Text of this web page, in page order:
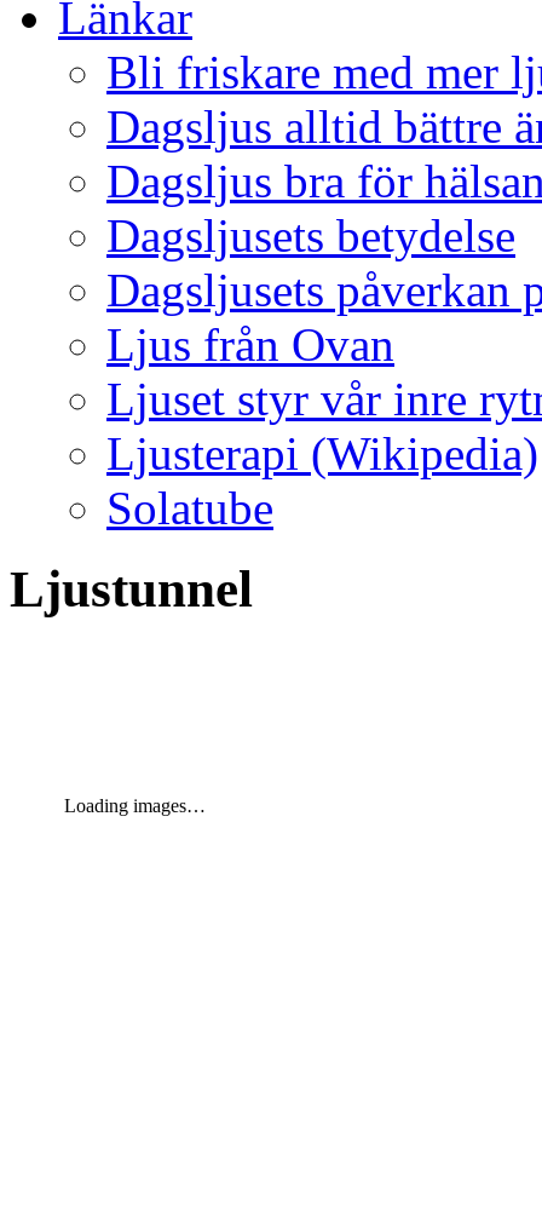
Länkar
Bli friskare med mer
Dagsljus alltid bättre
Dagsljus bra för
Dagsljusets betydelse
Dagsljusets påverkan
Ljus från Ovan
Ljuset styr vår inre
Ljusterapi (Wikipedia)
Solatube
Ljustunnel
Loading images…